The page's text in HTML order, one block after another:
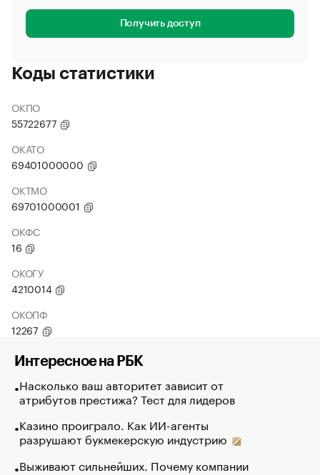
Получить доступ
Коды статистики
ОКПО
55722677
ОКАТО
69401000000
ОКТМО
69701000001
ОКФС
16
ОКОГУ
4210014
ОКОПФ
12267
Интересное на РБК
Насколько ваш авторитет зависит от
атрибутов престижа? Тест для лидеров
Казино проиграло. Как ИИ-агенты
разрушают букмекерскую индустрию
Выживают сильнейших. Почему компании